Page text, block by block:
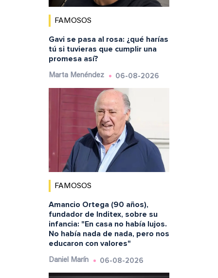
FAMOSOS
Gavi se pasa al rosa: ¿qué harías
tú si tuvieras que cumplir una
promesa así?
Marta Menéndez 06-08-2026
FAMOSOS
Amancio Ortega (90 años),
fundador de Inditex, sobre su
infancia: "En casa no había lujos.
No había nada de nada, pero nos
educaron con valores"
Daniel Marín 06-08-2026